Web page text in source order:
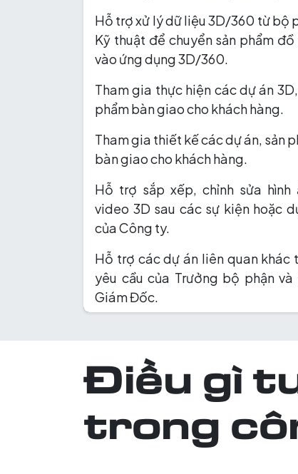
Hỗ trợ xử lý dữ liệu 3D/360 từ bộ
Kỹ thuật để chuyển sản phẩm đồ
vào ứng dụng 3D/360.
Tham gia thực hiện các dự án
phẩm bàn giao cho khách hàng.
Tham gia thiết kế các dự án, sản
bàn giao cho khách hàng.
Hỗ trợ sắp xếp, chỉnh sửa hình
video 3D sau các sự kiện hoặc
của Công ty.
Hỗ trợ các dự án liên quan khác
yêu cầu của Trưởng bộ phận và
Giám Đốc.
Điều gì
trong